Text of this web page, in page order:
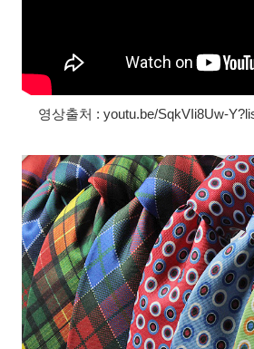
영상출처 : youtu.be/SqkVIi8Uw-